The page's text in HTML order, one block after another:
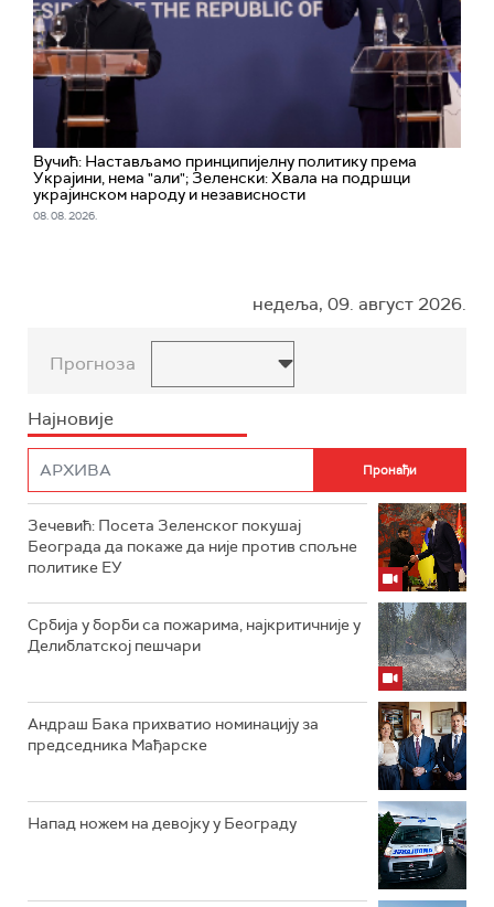
Вучић: Настављамо принципијелну политику према
Украјини, нема "али"; Зеленски: Хвала на подршци
украјинском народу и независности
08. 08. 2026.
недеља, 09. август 2026.
Прогноза
Најновије
Зечевић: Посета Зеленског покушај
Београда да покаже да није против спољне
политике ЕУ
Србија у борби са пожарима, најкритичније у
Делиблатској пешчари
Андраш Бака прихватио номинацију за
председника Мађарске
Напад ножем на девојку у Београду